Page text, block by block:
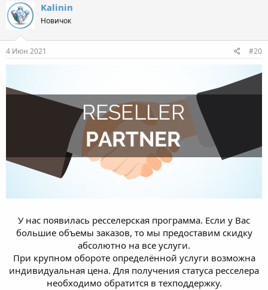
Kalinin
Новичок
4 Июн 2021 #20
У нас появилась ресселерская программа. Если у Вас
большие объемы заказов, то мы предоставим скидку
абсолютно на все услуги.
При крупном обороте определённой услуги возможна
индивидуальная цена. Для получения статуса ресселера
необходимо обратится в техподдержку.​